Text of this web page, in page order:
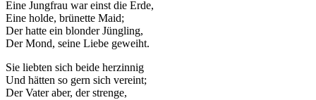
Eine Jungfrau war einst die Erde,
Eine holde, brünette Maid;
Der hatte ein blonder Jüngling,
Der Mond, seine Liebe geweiht.
Sie liebten sich beide herzinnig
Und hätten so gern sich vereint;
Der Vater aber, der strenge,